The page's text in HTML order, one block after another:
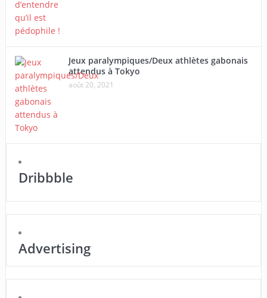
Jeux paralympiques/Deux athlètes gabonais
attendus à Tokyo
août 20, 2021
Dribbble
Advertising